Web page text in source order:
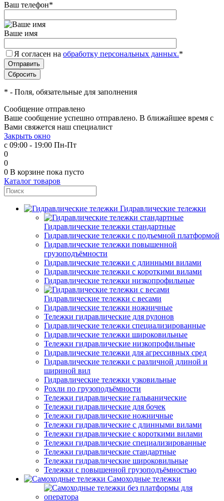
Ваш телефон*
Ваше имя
Я согласен на обработку персональных данных.*
* - Поля, обязательные для заполнения
Сообщение отправлено
Ваше сообщение успешно отправлено. В ближайшее время с
Вами свяжется наш специалист
Закрыть окно
с 09:00 - 19:00 Пн-Пт
0
0
0 В корзине пока пусто
Каталог товаров
Гидравлические тележки
Гидравлические тележки стандартные
Гидравлические тележки с подъемной платформой
Гидравлические тележки повышенной
грузоподъёмности
Гидравлические тележки с длинными вилами
Гидравлические тележки с короткими вилами
Гидравлические тележки низкопрофильные
Гидравлические тележки с весами
Гидравлические тележки ножничные
Тележки гидравлические для рулонов
Гидравлические тележки специализированные
Гидравлические тележки широковильные
Тележки гидравлические низкопрофильные
Гидравлические тележки для агрессивных сред
Гидравлические тележки с различной длиной и
шириной вил
Гидравлические тележки узковильные
Рохли по грузоподъёмности
Тележки гидравлические гальванические
Тележки гидравлические для бочек
Тележки гидравлические ножничные
Тележки гидравлические с длинными вилами
Тележки гидравлические с короткими вилами
Тележки гидравлические специализированные
Тележки гидравлические стандартные
Тележки гидравлические широковильные
Тележки с повышенной грузоподъёмностью
Самоходные тележки